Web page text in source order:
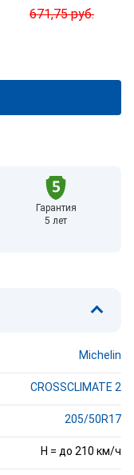
671,75руб.
Гарантия
5 лет
Michelin
CROSSCLIMATE 2
205/50R17
H = до 210 км/ч